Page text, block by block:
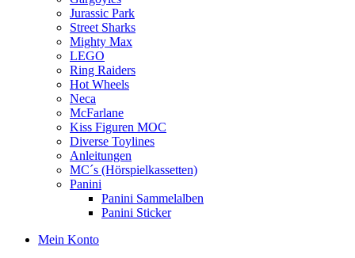
Jurassic Park
Street Sharks
Mighty Max
LEGO
Ring Raiders
Hot Wheels
Neca
McFarlane
Kiss Figuren MOC
Diverse Toylines
Anleitungen
MC´s (Hörspielkassetten)
Panini
Panini Sammelalben
Panini Sticker
Mein Konto